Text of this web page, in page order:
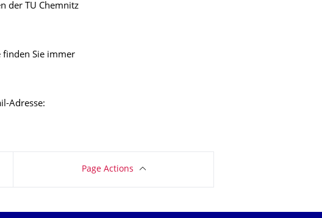
der TU Chemnitz
finden Sie immer
Adresse:
Page Actions